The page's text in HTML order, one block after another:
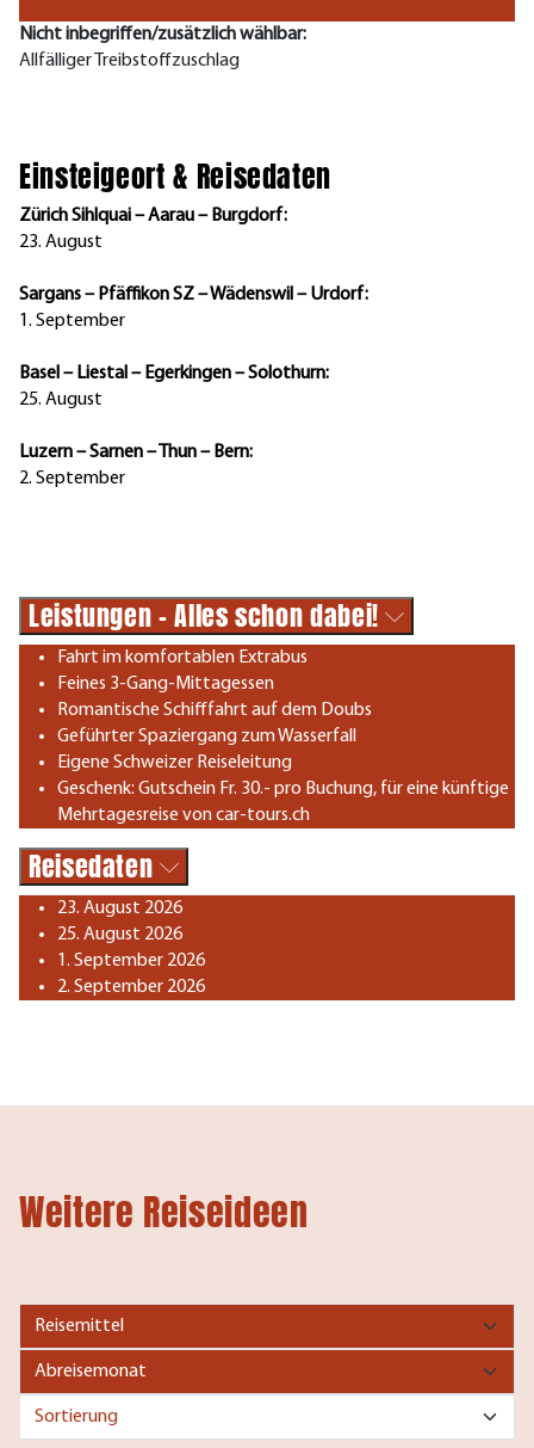
Nicht inbegriffen/zusätzlich wählbar:
Allfälliger Treibstoffzuschlag
Einsteigeort & Reisedaten
Zürich Sihlquai – Aarau – Burgdorf:
23. August
Sargans – Pfäffikon SZ – Wädenswil – Urdorf:
1. September
Basel – Liestal – Egerkingen – Solothurn:
25. August
Luzern – Sarnen – Thun – Bern:
2. September
Leistungen - Alles schon dabei!
Fahrt im komfortablen Extrabus
Feines 3-Gang-Mittagessen
Romantische Schifffahrt auf dem Doubs
Geführter Spaziergang zum Wasserfall
Eigene Schweizer Reiseleitung
Geschenk: Gutschein Fr. 30.- pro Buchung, für eine künftige
Mehrtagesreise von car-tours.ch
Reisedaten
23. August 2026
25. August 2026
1. September 2026
2. September 2026
Weitere Reiseideen